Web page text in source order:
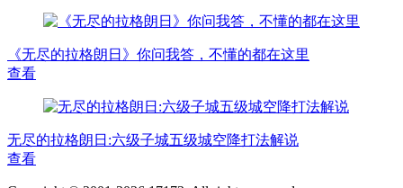
《无尽的拉格朗日》你问我答，不懂的都在这里
查看
无尽的拉格朗日:六级子城五级城空降打法解说
查看